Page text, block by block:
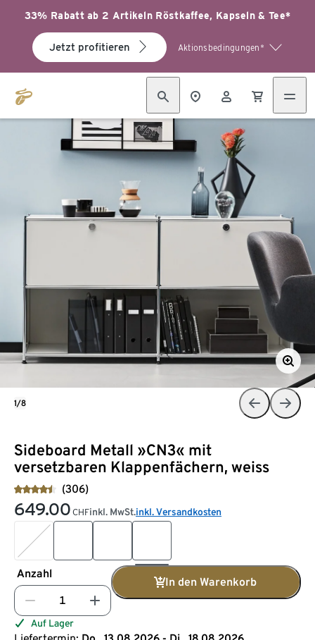
33% Rabatt ab 2 Artikeln Röstkaffee, Kapseln & Tee*
Jetzt profitieren Aktionsbedingungen*
Sideboard Metall »CN3« mit
versetzbaren Klappenfächern, weiss
(306)
649.00 CHFinkl. MwSt.inkl. Versandkosten
Anzahl
In den Warenkorb
Auf Lager
1/8